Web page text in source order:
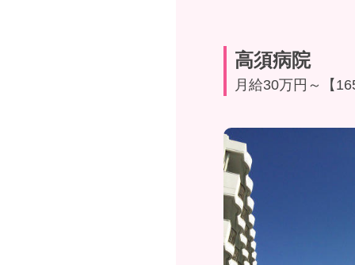
高須病院
月給30万円～【